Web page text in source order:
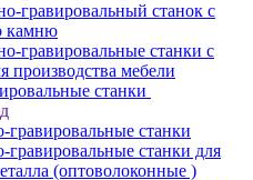
гравировальный станок с
камню
гравировальные станки с
производства мебели
станки
гравировальные станки
гравировальные станки для
(оптоволоконные )